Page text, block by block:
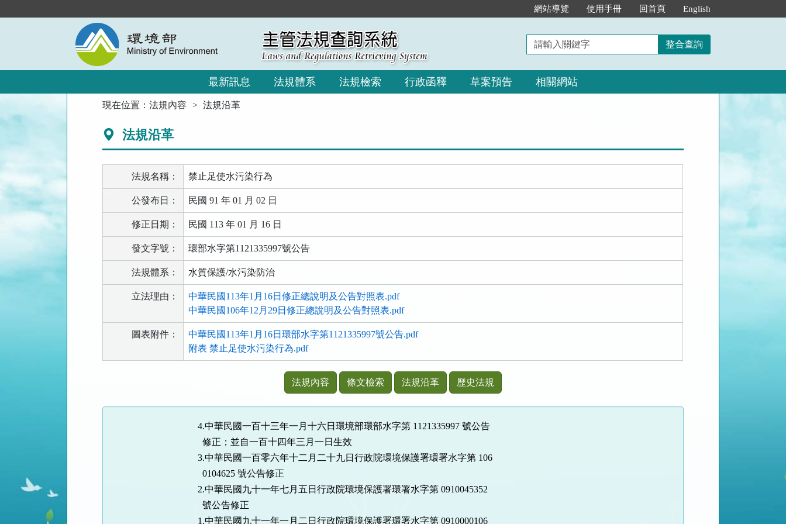
到
網站導覽 使用手冊 回首頁 English
請
輸
入
鍵
整合查詢
最新訊息 法規體系 法規檢索 行政函釋 草案預告 相關網站
現在位置：法規內容 法規沿革
法規沿革
法規名稱： 禁止足使水污染行為
公發布日： 民國 91 年 01 月 02 日
修正日期： 民國 113 年 01 月 16 日
發文字號： 環部水字第1121335997號公告
法規體系： 水質保護/水污染防治
立法理由：
中華民國113年1月16日修正總說明及公告對照表.pdf
中華民國106年12月29日修正總說明及公告對照表.pdf
圖表附件：
中華民國113年1月16日環部水字第1121335997號公告.pdf
附表 禁止足使水污染行為.pdf
功
法規內容 條文檢索 法規沿革 歷史法規
4.中華民國一百十三年一月十六日環境部環部水字第 1121335997 號公告
修正；並自一百十四年三月一日生效
3.中華民國一百零六年十二月二十九日行政院環境保護署環署水字第 106
0104625 號公告修正
2.中華民國九十一年七月五日行政院環境保護署環署水字第 0910045352
號公告修正
1.中華民國九十一年一月二日行政院環境保護署環署水字第 0910000106